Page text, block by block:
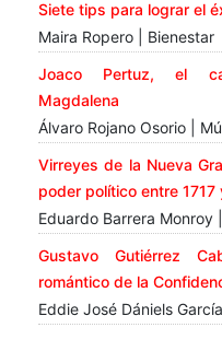
Siete tips para lograr el
Maira Ropero | Bienestar
Joaco Pertuz, el
Magdalena
Álvaro Rojano Osorio |
Virreyes de la Nueva
poder político entre 1717
Eduardo Barrera Monroy
Gustavo Gutiérrez
romántico de la
Eddie José Dániels